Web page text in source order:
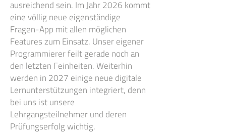
ausreichend sein. Im Jahr 2026 kommt
eine völlig neue eigenständige
Fragen-App mit allen möglichen
Features zum Einsatz. Unser eigener
Programmierer feilt gerade noch an
den letzten Feinheiten. Weiterhin
werden in 2027 einige neue digitale
Lernunterstützungen integriert, denn
bei uns ist unsere
Lehrgangsteilnehmer und deren
Prüfungserfolg wichtig.